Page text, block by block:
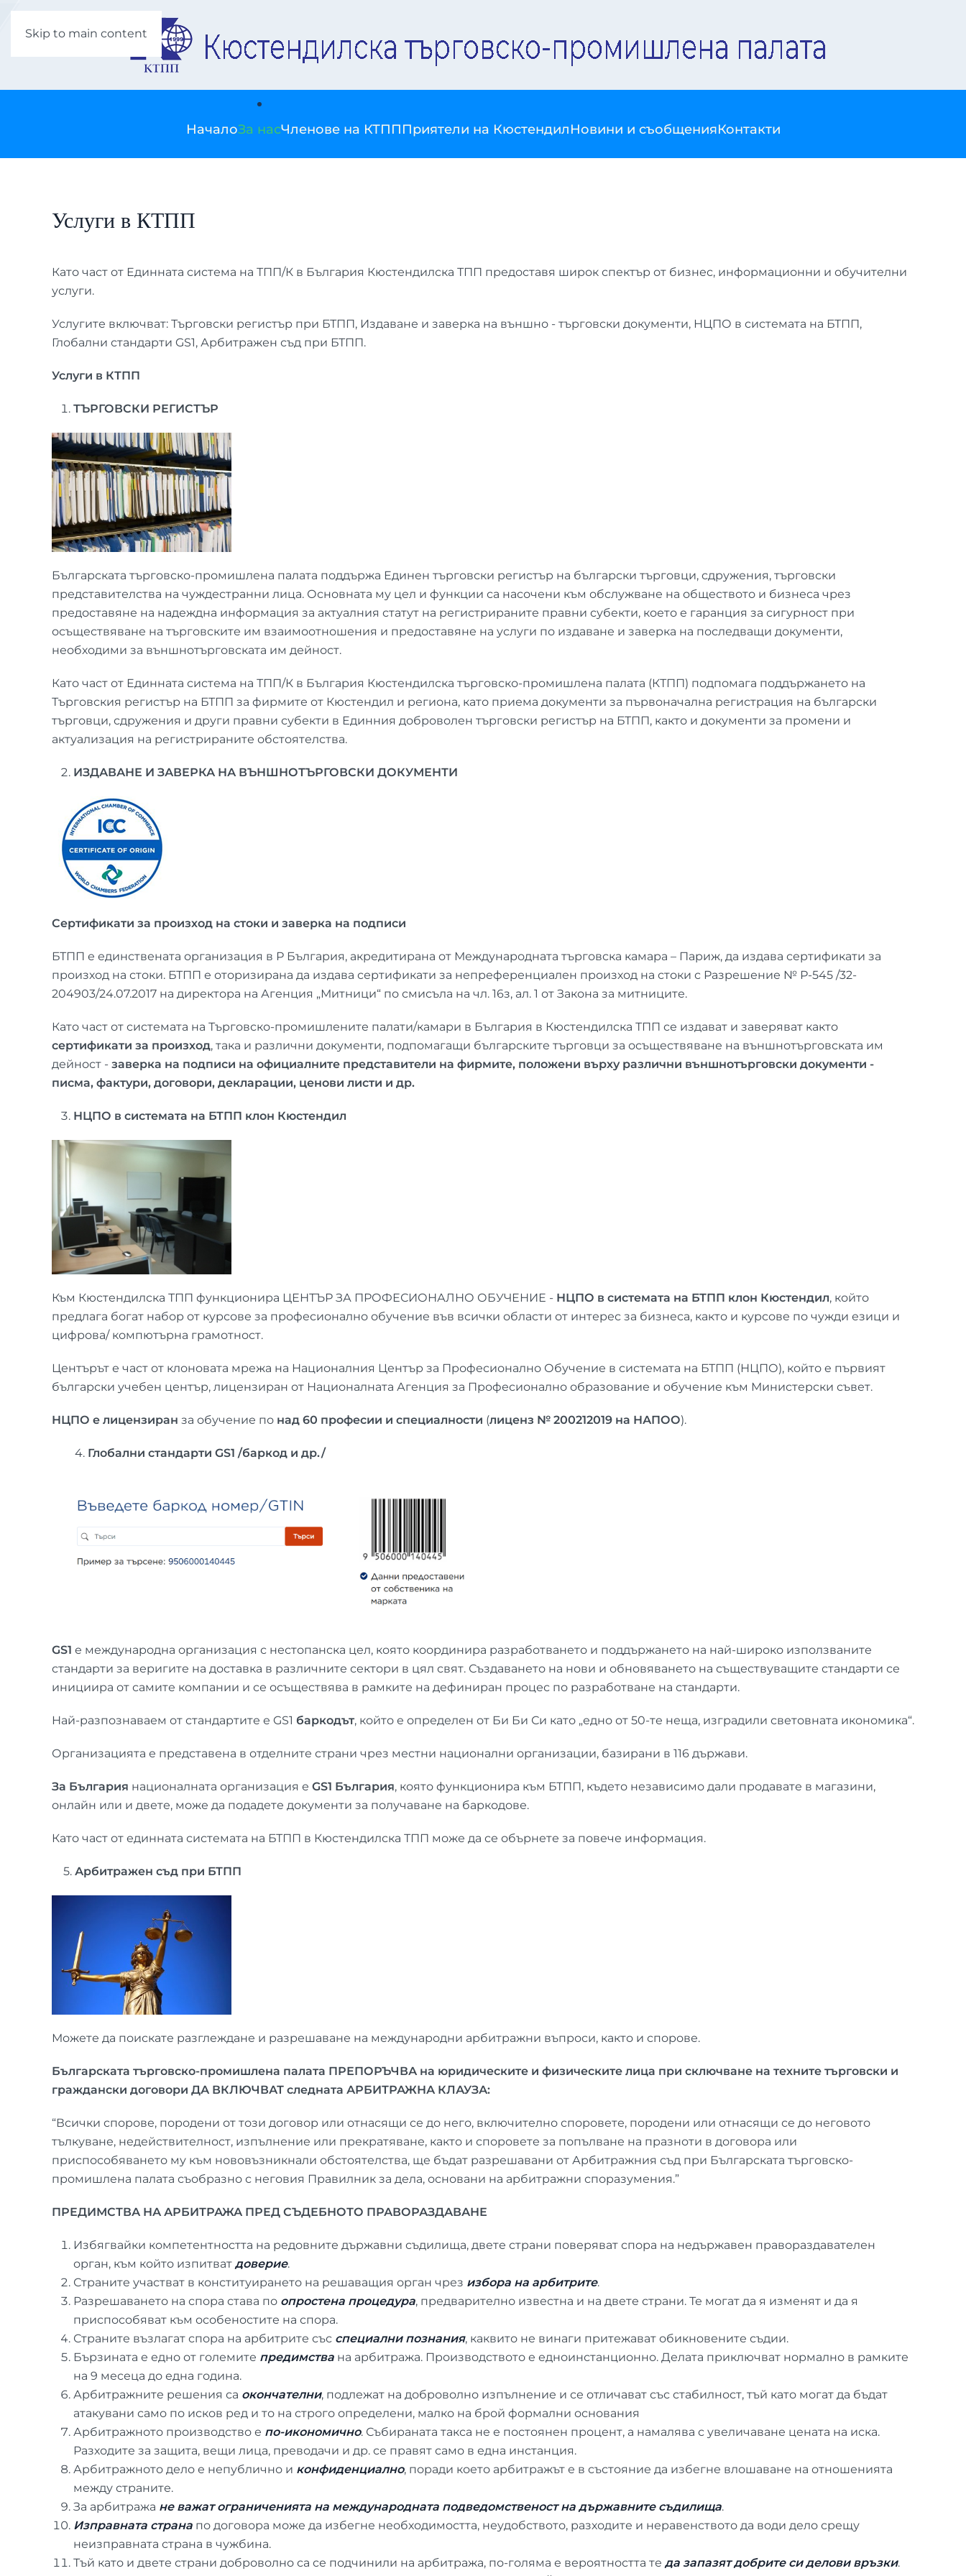
Skip to main content
НачалоЗа насЧленове на КТПППриятели на КюстендилНовини и съобщенияКонтакти
Услуги в КТПП
Като част от Единната система на ТПП/К в България Кюстендилска ТПП предоставя широк спектър от бизнес, информационни и обучителни
услуги.
Услугите включват: Търговски регистър при БТПП, Издаване и заверка на външно - търговски документи, НЦПО в системата на БТПП,
Глобални стандарти GS1, Арбитражен съд при БТПП.
Услуги в КТПП
ТЪРГОВСКИ РЕГИСТЪР
Българската търговско-промишлена палата поддържа Единен търговски регистър на български търговци, сдружения, търговски
представителства на чуждестранни лица. Основната му цел и функции са насочени към обслужване на обществото и бизнеса чрез
предоставяне на надеждна информация за актуалния статут на регистрираните правни субекти, което е гаранция за сигурност при
осъществяване на търговските им взаимоотношения и предоставяне на услуги по издаване и заверка на последващи документи,
необходими за външнотърговската им дейност.
Като част от Единната система на ТПП/К в България Кюстендилска търговско-промишлена палата (КТПП) подпомага поддържането на
Търговския регистър на БТПП за фирмите от Кюстендил и региона, като приема документи за първоначална регистрация на български
търговци, сдружения и други правни субекти в Единния доброволен търговски регистър на БТПП, както и документи за промени и
актуализация на регистрираните обстоятелства.
ИЗДАВАНЕ И ЗАВЕРКА НА ВЪНШНОТЪРГОВСКИ ДОКУМЕНТИ
Сертификати за произход на стоки и заверка на подписи
БТПП е единствената организация в Р България, акредитирана от Международната търговска камара – Париж, да издава сертификати за
произход на стоки. БТПП е оторизирана да издава сертификати за непреференциален произход на стоки с Разрешение № Р-545 /32-
204903/24.07.2017 на директора на Агенция „Митници“ по смисъла на чл. 16з, ал. 1 от Закона за митниците.
Като част от системата на Търговско-промишлените палати/камари в България в Кюстендилска ТПП се издават и заверяват както
сертификати за произход, така и различни документи, подпомагащи българските търговци за осъществяване на външнотърговската им
дейност - заверка на подписи на официалните представители на фирмите, положени върху различни външнотърговски документи -
писма, фактури, договори, декларации, ценови листи и др.
НЦПО в системата на БТПП клон Кюстендил
Към Кюстендилска ТПП функционира ЦЕНТЪР ЗА ПРОФЕСИОНАЛНО ОБУЧЕНИЕ - НЦПО в системата на БТПП клон Кюстендил, който
предлага богат набор от курсове за професионално обучение във всички области от интерес за бизнеса, както и курсове по чужди езици и
цифрова/ компютърна грамотност.
Центърът е част от клоновата мрежа на Националния Център за Професионално Обучение в системата на БТПП (НЦПО), който e първият
български учебен център, лицензиран от Националната Агенция за Професионално образование и обучение към Министерски съвет.
НЦПО е лицензиран за обучение по над 60 професии и специалности (лиценз № 200212019 на НАПОО).
4. Глобални стандарти GS1 /баркод и др./
GS1 е международна организация с нестопанска цел, която координира разработването и поддържането на най-широко използваните
стандарти за веригите на доставка в различните сектори в цял свят. Създаването на нови и обновяването на съществуващите стандарти се
инициира от самите компании и се осъществява в рамките на дефиниран процес по разработване на стандарти.
Най-разпознаваем от стандартите е GS1 баркодът, който е определен от Би Би Си като „едно от 50-те неща, изградили световната икономика“.
Организацията е представена в отделните страни чрез местни национални организации, базирани в 116 държави.
За България националната организация е GS1 България, която функционира към БТПП, където независимо дали продавате в магазини,
онлайн или и двете, може да подадете документи за получаване на баркодове.
Като част от единната системата на БТПП в Кюстендилска ТПП може да се обърнете за повече информация.
5. Арбитражен съд при БТПП
Можете да поискате разглеждане и разрешаване на международни арбитражни въпроси, както и спорове.
Българската търговско-промишлена палата ПРЕПОРЪЧВА на юридическите и физическите лица при сключване на техните търговски и
граждански договори ДА ВКЛЮЧВАТ следната АРБИТРАЖНА КЛАУЗА:
“Всички спорове, породени от този договор или отнасящи се до него, включително споровете, породени или отнасящи се до неговото
тълкуване, недействителност, изпълнение или прекратяване, както и споровете за попълване на празноти в договора или
приспособяването му към нововъзникнали обстоятелства, ще бъдат разрешавани от Арбитражния съд при Българската търговско-
промишлена палата съобразно с неговия Правилник за дела, основани на арбитражни споразумения.”
ПРЕДИМСТВА НА АРБИТРАЖА ПРЕД СЪДЕБНОТО ПРАВОРАЗДАВАНЕ
Избягвайки компетентността на редовните държавни съдилища, двете страни поверяват спора на недържавен правораздавателен
орган, към който изпитват доверие.
Страните участват в конституирането на решаващия орган чрез избора на арбитрите.
Разрешаването на спора става по опростена процедура, предварително известна и на двете страни. Те могат да я изменят и да я
приспособяват към особеностите на спора.
Страните възлагат спора на арбитрите със специални познания, каквито не винаги притежават обикновените съдии.
Бързината е едно от големите предимства на арбитража. Производството е едноинстанционно. Делата приключват нормално в рамките
на 9 месеца до една година.
Арбитражните решения са окончателни, подлежат на доброволно изпълнение и се отличават със стабилност, тъй като могат да бъдат
атакувани само по исков ред и то на строго определени, малко на брой формални основания
Арбитражното производство е по-икономично. Събираната такса не е постоянен процент, а намалява с увеличаване цената на иска.
Разходите за защита, вещи лица, преводачи и др. се правят само в една инстанция.
Арбитражното дело е непублично и конфиденциално, поради което арбитражът е в състояние да избегне влошаване на отношенията
между страните.
За арбитража не важат ограниченията на международната подведомственост на държавните съдилища.
Изправната страна по договора може да избегне необходимостта, неудобството, разходите и неравенството да води дело срещу
неизправната страна в чужбина.
Тъй като и двете страни доброволно са се подчинили на арбитража, по-голяма е вероятността те да запазят добрите си делови връзки.